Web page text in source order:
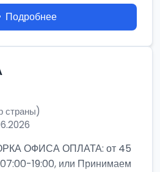
Подробнее
страны)
ОФИСА ОПЛАТА: от 45
19:00, или Принимаем